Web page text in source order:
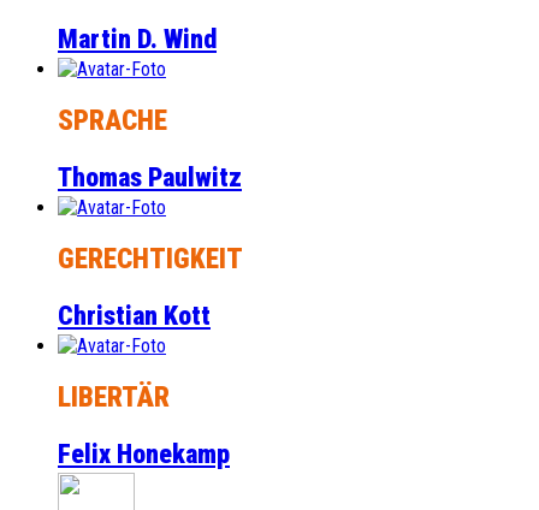
Martin D. Wind
SPRACHE
Thomas Paulwitz
GERECHTIGKEIT
Christian Kott
LIBERTÄR
Felix Honekamp